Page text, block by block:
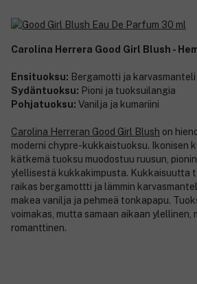
Carolina Herrera Good Girl Blush -
Ensituoksu: Bergamotti ja karvasmanteli
Sydäntuoksu: Pioni ja tuoksuilangia
Pohjatuoksu: Vanilja ja kumariini
Carolina Herreran Good Girl Blush on
moderni chypre-kukkaistuoksu. Ikonisen
kätkemä tuoksu muodostuu ruusun,
ylellisestä kukkakimpusta. Kukkaisuutta
raikas bergamottti ja lämmin
makea vanilja ja pehmeä tonkapapu.
voimakas, mutta samaan aikaan ylellinen,
romanttinen.